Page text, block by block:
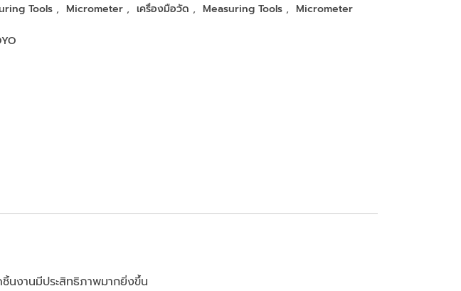
Tools , Micrometer , เครื่องมือวัด , Measuring Tools , Micrometer
นงานมีประสิทธิภาพมากยิ่งขึ้น